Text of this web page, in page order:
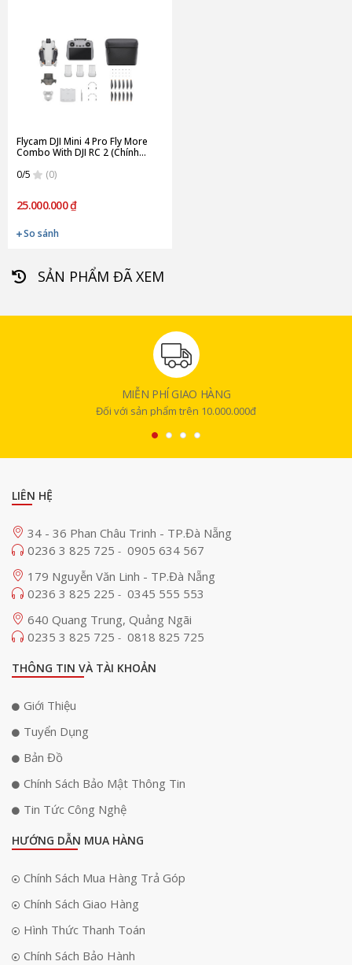
Flycam DJI Mini 4 Pro Fly More
Combo With DJI RC 2 (Chính
0/5
(0)
25.000.000 ₫
So sánh
SẢN PHẨM ĐÃ XEM
MIỄN PHÍ GIAO HÀNG
Đối với sản phẩm trên 10.000.000đ
LIÊN HỆ
34 - 36 Phan Châu Trinh - TP.Đà Nẵng
0236 3 825 725 - 0905 634 567
179 Nguyễn Văn Linh - TP.Đà Nẵng
0236 3 825 225 - 0345 555 553
640 Quang Trung, Quảng Ngãi
0235 3 825 725 - 0818 825 725
THÔNG TIN VÀ TÀI KHOẢN
Giới Thiệu
Tuyển Dụng
Bản Đồ
Chính Sách Bảo Mật Thông Tin
Tin Tức Công Nghệ
HƯỚNG DẪN MUA HÀNG
Chính Sách Mua Hàng Trả Góp
Chính Sách Giao Hàng
Hình Thức Thanh Toán
Chính Sách Bảo Hành